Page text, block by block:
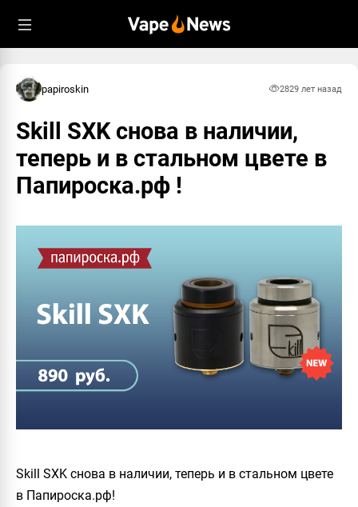
papiroskin 2829 лет назад
Skill SXK снова в наличии,
теперь и в стальном цвете в
Папироска.рф !
Skill SXK снова в наличии, теперь и в стальном цвете
в Папироска.рф!